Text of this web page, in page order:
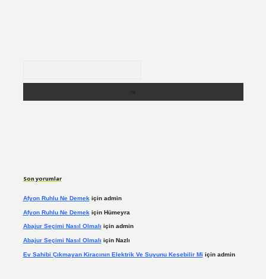
Son yorumlar
Afyon Ruhlu Ne Demek için admin
Afyon Ruhlu Ne Demek için Hümeyra
Abajur Seçimi Nasıl Olmalı için admin
Abajur Seçimi Nasıl Olmalı için Nazlı
Ev Sahibi Çıkmayan Kiracının Elektrik Ve Suyunu Kesebilir Mi için admin